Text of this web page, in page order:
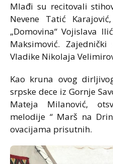
Mlađi su recitovali
Nevene Tatić
„Domovina“ Vojislava
Maksimović.
Vladike Nikolaja
Kao kruna ovog
srpske dece iz Gornje
Mateja Milanović,
melodije “ Marš na
ovacijama prisutnih.